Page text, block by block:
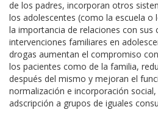
de los padres, incorporan otros
los adolescentes (como la escuela o
la importancia de relaciones con sus
intervenciones familiares en
drogas aumentan el compromiso
los pacientes como de la familia,
después del mismo y mejoran el
normalización e incorporación
adscripción a grupos de iguales